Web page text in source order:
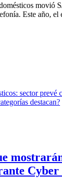
movió
Este año, el
Cyber